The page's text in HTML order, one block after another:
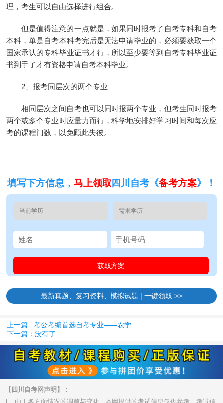
理，考生可以自由选择进行组合。
但是值得注意的一点就是，如果同时报考了自考专科和自考
本科，单是自考本科考完后是无法申请毕业的，必须要获取一个
国家承认的专科毕业证书才行，所以至少要等到自考专科毕业证
书到手了才有资格申请自考本科毕业。
2、报考同层次的两个专业
相同层次之间自考也可以同时报两个专业，但考生同时报考
两个或多个专业时应量力而行，科学地安排好学习时间和每次应
考的课程门数，以免顾此失彼。
填写下方信息， 马上领取 四川自考《备考方案》！
最新真题、复习资料、模拟试题 | 一键领取 >>
上一篇 : 考公考编首选自考专业——农学
下一篇：没有了
【四川自考网声明】：
1、由于各方面情况的调整与变化，本网提供的考试信息仅供参考，考试信